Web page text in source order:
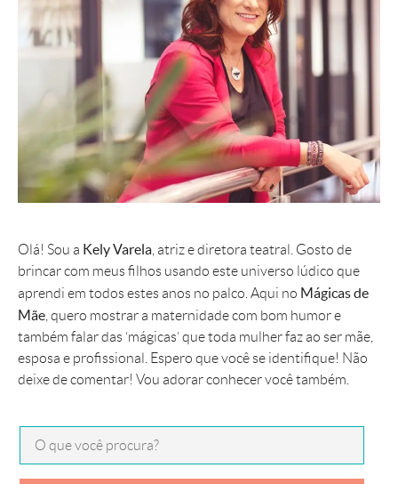
Olá! Sou a Kely Varela , atriz e diretora teatral. Gosto de
brincar com meus filhos usando este universo lúdico que
aprendi em todos estes anos no palco. Aqui no Mágicas de
Mãe , quero mostrar a maternidade com bom humor e
também falar das ‘mágicas’ que toda mulher faz ao ser mãe,
esposa e profissional. Espero que você se identifique! Não
deixe de comentar! Vou adorar conhecer você também.